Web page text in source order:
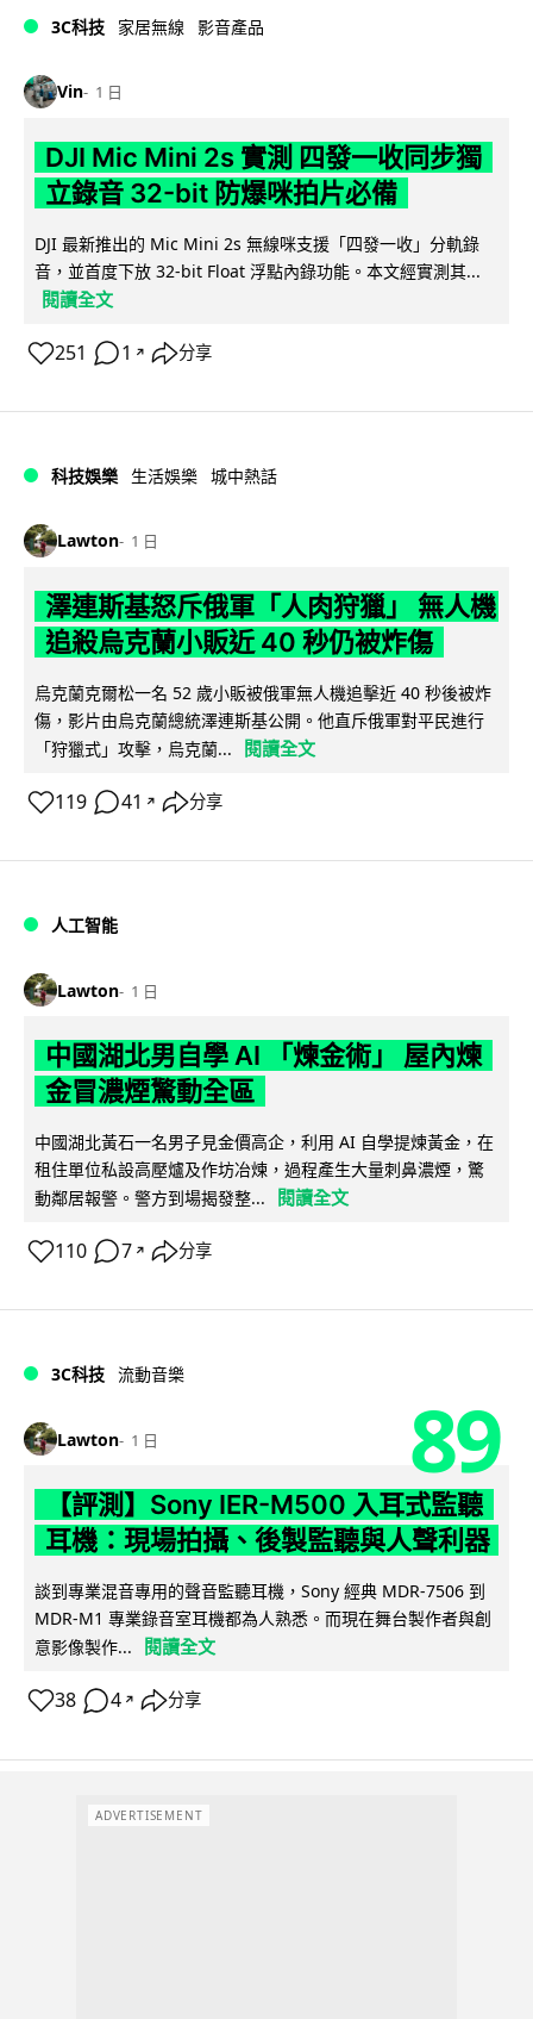
3C科技 家居無線 影音產品
Vin 1 日
DJI Mic Mini 2s 實測 四發一收同步獨
立錄音 32-bit 防爆咪拍片必備
DJI 最新推出的 Mic Mini 2s 無線咪支援「四發一收」分軌錄
音，並首度下放 32-bit Float 浮點內錄功能。本文經實測其...
閱讀全文
251 1 ↗ 分享
科技娛樂 生活娛樂 城中熱話
Lawton 1 日
澤連斯基怒斥俄軍「人肉狩獵」 無人機
追殺烏克蘭小販近 40 秒仍被炸傷
烏克蘭克爾松一名 52 歲小販被俄軍無人機追擊近 40 秒後被炸
傷，影片由烏克蘭總統澤連斯基公開。他直斥俄軍對平民進行
「狩獵式」攻擊，烏克蘭...
閱讀全文
119 41 ↗ 分享
人工智能
Lawton 1 日
中國湖北男自學 AI 「煉金術」 屋內煉
金冒濃煙驚動全區
中國湖北黃石一名男子見金價高企，利用 AI 自學提煉黃金，在
租住單位私設高壓爐及作坊冶煉，過程產生大量刺鼻濃煙，驚
動鄰居報警。警方到場揭發整...
閱讀全文
110 7 ↗ 分享
3C科技 流動音樂
Lawton 1 日 89
【評測】Sony IER-M500 入耳式監聽
耳機：現場拍攝、後製監聽與人聲利器
談到專業混音專用的聲音監聽耳機，Sony 經典 MDR-7506 到
MDR-M1 專業錄音室耳機都為人熟悉。而現在舞台製作者與創
意影像製作...
閱讀全文
38 4 ↗ 分享
ADVERTISEMENT